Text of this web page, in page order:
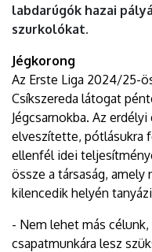
labdarúgók hazai
szurkolókat.
Jégkorong
Az Erste Liga 2024/25-
Csíkszereda látogat
Jégcsarnokba. Az
elveszítette, pótlásukra
ellenfél idei
össze a társaság,
kilencedik helyén
- Nem lehet más
csapatmunkára lesz